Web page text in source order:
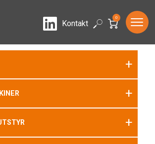
LinkedIn
Kontakt Search
0
+
+
+